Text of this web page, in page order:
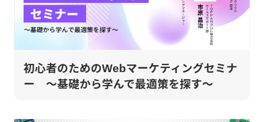
初心者のためのWebマーケティングセミナ
ー ～基礎から学んで最適策を探す～